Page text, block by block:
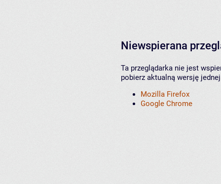
Niewspierana
Ta przeglądarka nie jest
pobierz aktualną wersję
Mozilla Firefox
Google Chrome